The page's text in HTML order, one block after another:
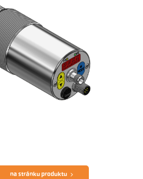
na stránku produktu